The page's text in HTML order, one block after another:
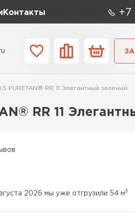
Контакты +7
элементы
RR 11 Элегантный зеленый
RR 11
2026 мы уже отгрузили 54 м3